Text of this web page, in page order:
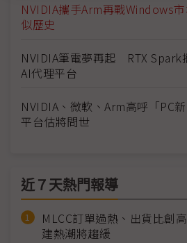
NVIDIA攜手Arm再戰Windows
似歷史
NVIDIA筆電夢再起 RTX Spark
AI代理平台
NVIDIA、微軟、Arm高呼「PC
平台估將問世
近７天熱門報導
MLCC訂單過熱、出貨比創
建熱潮將趨緩